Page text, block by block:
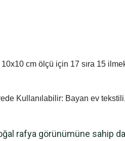
cm ölçü için 17 sıra 15
Kullanılabilir: Bayan ev
rafya görünümüne